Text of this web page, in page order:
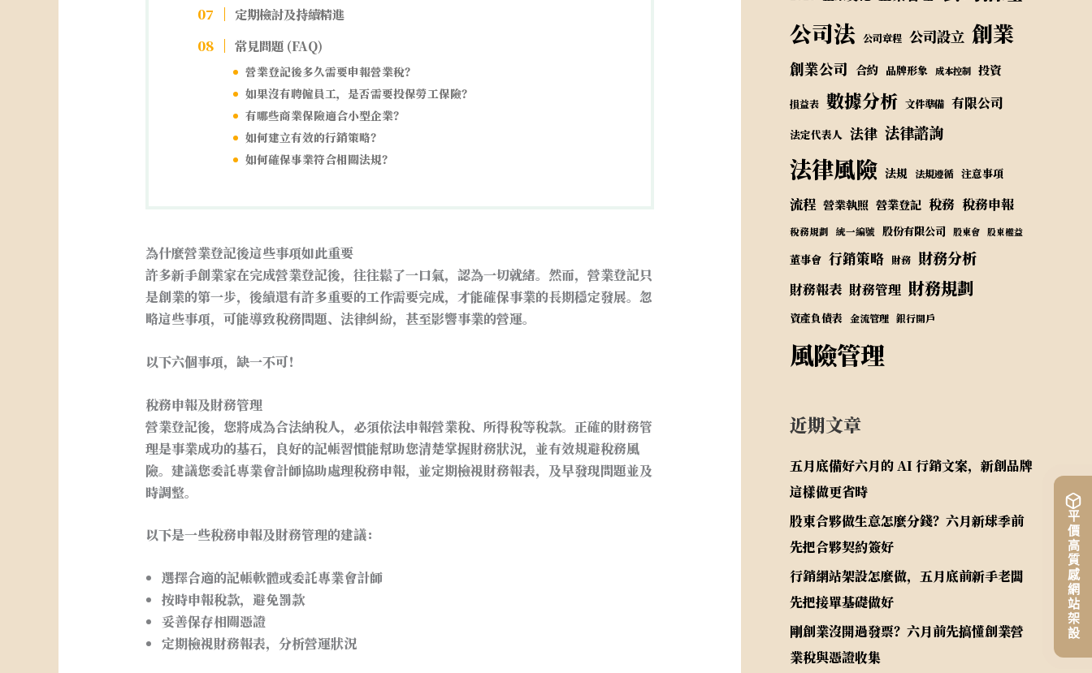
平價高質感網站架設
定期檢討及持續精進
常見問題 (FAQ)
營業登記後多久需要申報營業稅？
如果沒有聘僱員工，是否需要投保勞工保險？
有哪些商業保險適合小型企業？
如何建立有效的行銷策略？
如何確保事業符合相關法規？
為什麼營業登記後這些事項如此重要
許多新手創業家在完成營業登記後，往往鬆了一口氣，認為一切就緒。然而，營業登記只
是創業的第一步，後續還有許多重要的工作需要完成，才能確保事業的長期穩定發展。忽
略這些事項，可能導致稅務問題、法律糾紛，甚至影響事業的營運。
以下六個事項，缺一不可！
稅務申報及財務管理
營業登記後，您將成為合法納稅人，必須依法申報營業稅、所得稅等稅款。正確的財務管
理是事業成功的基石，良好的記帳習慣能幫助您清楚掌握財務狀況，並有效規避稅務風
險。建議您委託專業會計師協助處理稅務申報，並定期檢視財務報表，及早發現問題並及
時調整。
以下是一些稅務申報及財務管理的建議：
選擇合適的記帳軟體或委託專業會計師
按時申報稅款，避免罰款
妥善保存相關憑證
定期檢視財務報表，分析營運狀況
公司法 公司章程 公司設立 創業
創業公司 合約 品牌形象 成本控制 投資
損益表 數據分析 文件準備 有限公司
法定代表人 法律 法律諮詢
法律風險 法規 法規遵循 注意事項
流程 營業執照 營業登記 稅務 稅務申報
稅務規劃 統一編號 股份有限公司 股東會 股東權益
董事會 行銷策略 財務 財務分析
財務報表 財務管理 財務規劃
資產負債表 金流管理 銀行開戶
風險管理
近期文章
五月底備好六月的 AI 行銷文案，新創品牌
這樣做更省時
股東合夥做生意怎麼分錢？六月新球季前
先把合夥契約簽好
行銷網站架設怎麼做，五月底前新手老闆
先把接單基礎做好
剛創業沒開過發票？六月前先搞懂創業營
業稅與憑證收集